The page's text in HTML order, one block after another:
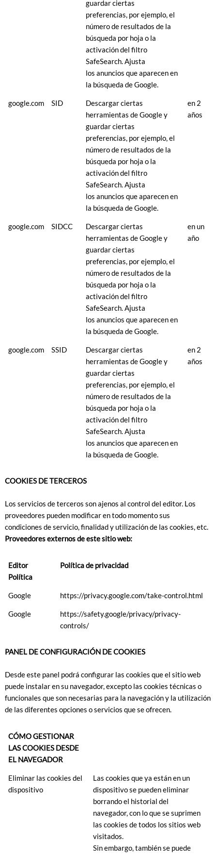
guardar ciertas
preferencias, por ejemplo, el
número de resultados de la
búsqueda por hoja o la
activación del filtro
SafeSearch. Ajusta
los anuncios que aparecen en
la búsqueda de Google.
google.com SID
Descargar ciertas
herramientas de Google y
guardar ciertas
preferencias, por ejemplo, el
número de resultados de la
búsqueda por hoja o la
activación del filtro
SafeSearch. Ajusta
los anuncios que aparecen en
la búsqueda de Google.
en 2
años
google.com SIDCC
Descargar ciertas
herramientas de Google y
guardar ciertas
preferencias, por ejemplo, el
número de resultados de la
búsqueda por hoja o la
activación del filtro
SafeSearch. Ajusta
los anuncios que aparecen en
la búsqueda de Google.
en un
año
google.com SSID
Descargar ciertas
herramientas de Google y
guardar ciertas
preferencias, por ejemplo, el
número de resultados de la
búsqueda por hoja o la
activación del filtro
SafeSearch. Ajusta
los anuncios que aparecen en
la búsqueda de Google.
en 2
años
COOKIES DE TERCEROS
Los servicios de terceros son ajenos al control del editor. Los
proveedores pueden modificar en todo momento sus
condiciones de servicio, finalidad y utilización de las cookies, etc.
Proveedores externos de este sitio web:
Editor
Política
Política de privacidad
Google https://privacy.google.com/take-control.html
Google
https://safety.google/privacy/privacy-
controls/
PANEL DE CONFIGURACIÓN DE COOKIES
Desde este panel podrá configurar las cookies que el sitio web
puede instalar en su navegador, excepto las cookies técnicas o
funcionales que son necesarias para la navegación y la utilización
de las diferentes opciones o servicios que se ofrecen.
CÓMO GESTIONAR
LAS COOKIES DESDE
EL NAVEGADOR
Eliminar las cookies del
dispositivo
Las cookies que ya están en un
dispositivo se pueden eliminar
borrando el historial del
navegador, con lo que se suprimen
las cookies de todos los sitios web
visitados.
Sin embargo, también se puede